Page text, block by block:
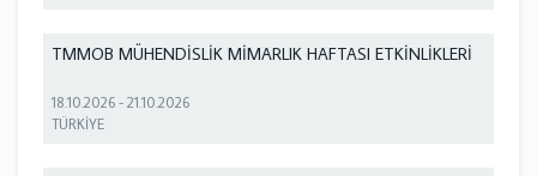
TMMOB MÜHENDİSLİK MİMARLIK HAFTASI ETKİNLİKLERİ
18.10.2026 -21.10.2026
TÜRKİYE